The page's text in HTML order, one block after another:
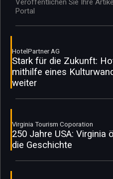
Veröffentlichen Sie Ihre
Portal
HotelPartner AG
Stark für die Zukunft:
mithilfe eines
weiter
Virginia Tourism Coporation
250 Jahre USA: Virginia
die Geschichte